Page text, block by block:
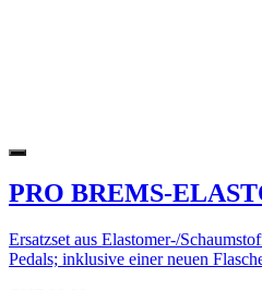
PRO BREMS-
Ersatzset aus Elastomer-/
Pedals; inklusive einer neuen